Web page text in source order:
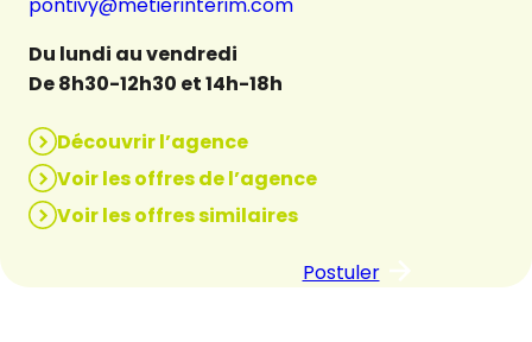
Du lundi au vendredi
De 8h30-12h30 et 14h-18h
Découvrir l’agence
Voir les offres de l’agence
Voir les offres similaires
Postuler